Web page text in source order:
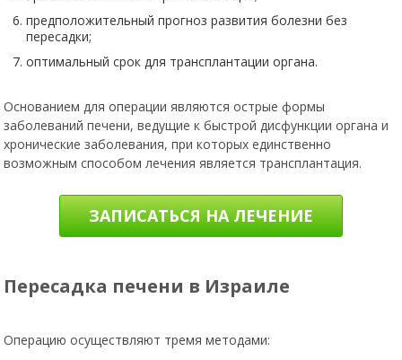
предположительный прогноз развития болезни без
пересадки;
оптимальный срок для трансплантации органа.
Основанием для операции являются острые формы
заболеваний печени, ведущие к быстрой дисфункции органа и
хронические заболевания, при которых единственно
возможным способом лечения является трансплантация.
ЗАПИСАТЬСЯ НА ЛЕЧЕНИЕ
Пересадка печени в Израиле
Операцию осуществляют тремя методами: